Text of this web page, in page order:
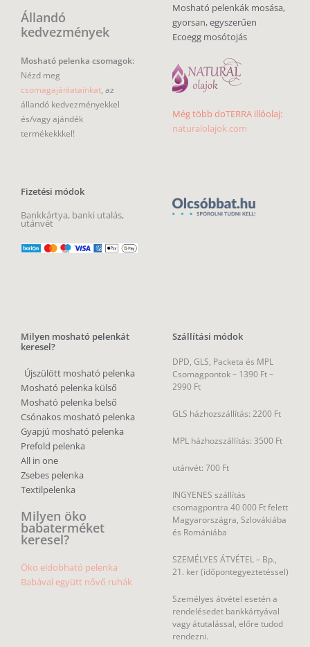
Állandó
kedvezmények
Mosható pelenka csomagok:
Nézd meg
csomagajánlatainkat, az
állandó kedvezményekkel
és/vagy ajándék
termékekkkel!
Fizetési módok
Bankkártya, banki utalás,
utánvét
Mosható pelenkák mosása,
gyorsan, egyszerűen
Ecoegg mosótojás
Még több doTERRA illóolaj:
naturalolajok.com
Milyen mosható pelenkát
keresel?
Újszülött mosható pelenka
Mosható pelenka külső
Mosható pelenka belső
Csónakos mosható pelenka
Gyapjú mosható pelenka
Prefold pelenka
All in one
Zsebes pelenka
Textilpelenka
Milyen öko
babaterméket
keresel?
Öko eldobható pelenka
Babával együtt nővő ruhák
Szállítási módok
DPD, GLS, Packeta és MPL
Csomagpontok – 1390 Ft –
2990 Ft
GLS házhozszállítás: 2200 Ft
MPL házhozszállítás: 3500 Ft
utánvét: 700 Ft
INGYENES szállítás
csomagpontra 40 000 Ft felett
Magyarországra, Szlovákiába
és Romániába
SZEMÉLYES ÁTVÉTEL – Bp.,
21. ker (időpontegyeztetéssel)
Személyes átvétel esetén a
rendelésedet bankkártyával
vagy átutalással, előre tudod
rendezni.